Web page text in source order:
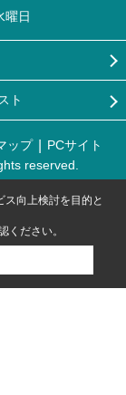
日
ト
ップ
PCサイト
reserved.
向上検討を目的と
ください。